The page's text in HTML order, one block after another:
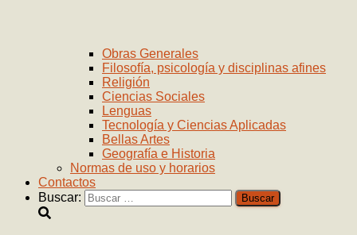
Obras Generales
Filosofía, psicología y disciplinas afines
Religión
Ciencias Sociales
Lenguas
Tecnología y Ciencias Aplicadas
Bellas Artes
Geografía e Historia
Normas de uso y horarios
Contactos
Buscar: